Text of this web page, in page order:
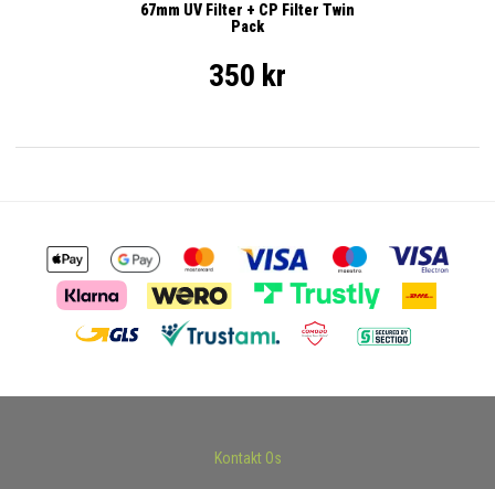
67mm UV Filter + CP Filter Twin
Pack
350 kr
Kontakt Os